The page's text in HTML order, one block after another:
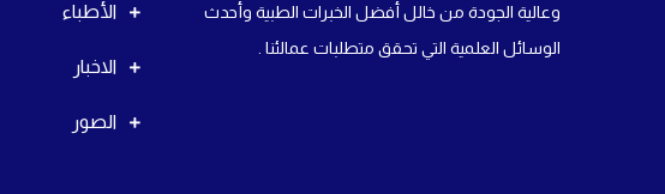
وعالية الجودة من خالل أفضل الخبرات الطبية وأحدث
الوسائل العلمية التي تحقق متطلبات عمالئنا .
الأطباء
الاخبار
الصور